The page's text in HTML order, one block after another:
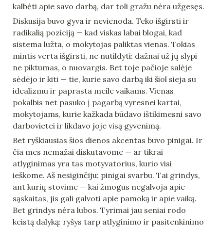
kalbėti apie savo darbą, dar toli gražu nėra užgesęs.
Diskusija buvo gyva ir nevienoda. Teko išgirsti ir
radikalią poziciją — kad viskas labai blogai, kad
sistema lūžta, o mokytojas paliktas vienas. Tokias
mintis verta išgirsti, ne nutildyti: dažnai už jų slypi
ne piktumas, o nuovargis. Bet toje pačioje salėje
sėdėjo ir kiti — tie, kurie savo darbą iki šiol sieja su
idealizmu ir paprasta meile vaikams. Vienas
pokalbis net pasuko į pagarbą vyresnei kartai,
mokytojams, kurie kažkada būdavo ištikimesni savo
darbovietei ir likdavo joje visą gyvenimą.
Bet ryškiausias šios dienos akcentas buvo pinigai. Ir
čia mes nemažai diskutavome — ar tikrai
atlyginimas yra tas motyvatorius, kurio visi
ieškome. Aš nesiginčiju: pinigai svarbu. Tai grindys,
ant kurių stovime — kai žmogus negalvoja apie
sąskaitas, jis gali galvoti apie pamoką ir apie vaiką.
Bet grindys nėra lubos. Tyrimai jau seniai rodo
keistą dalyką: ryšys tarp atlyginimo ir pasitenkinimo